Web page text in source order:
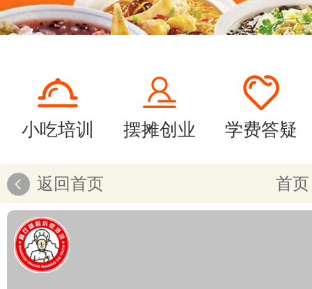
小吃培训 摆摊创业 学费答疑
返回首页 首页